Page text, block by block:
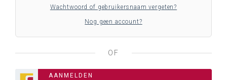
Wachtwoord of gebruikersnaam vergeten?
Nog geen account?
OF
AANMELDEN